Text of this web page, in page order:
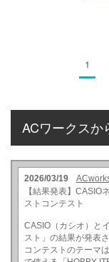
1
ACワークスか